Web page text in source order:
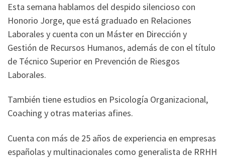
Esta semana hablamos del despido silencioso con
Honorio Jorge, que está graduado en Relaciones
Laborales y cuenta con un Máster en Dirección y
Gestión de Recursos Humanos, además de con el título
de Técnico Superior en Prevención de Riesgos
Laborales.
También tiene estudios en Psicología Organizacional,
Coaching y otras materias afines.
Cuenta con más de 25 años de experiencia en empresas
españolas y multinacionales como generalista de RRHH